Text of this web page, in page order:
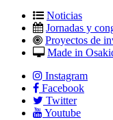
Noticias
Jornadas y
Proyectos de
Made in
Instagram
Facebook
Twitter
Youtube